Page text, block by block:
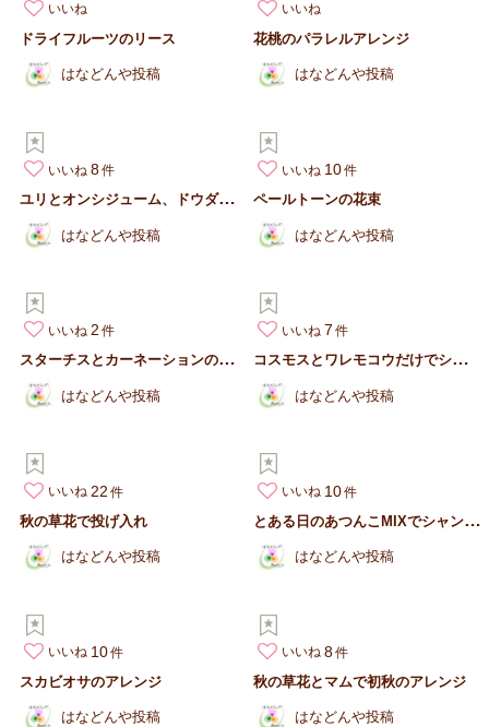
いいね
ドライフルーツのリース
はなどんや投稿
いいね
花桃のパラレルアレンジ
はなどんや投稿
いいね 8
ユ
リとオンシジューム、ドウダンツツジの花束（お供えにも）
はなどんや投稿
いいね 10
ペールトーンの花束
はなどんや投稿
いいね 2
ス
ターチスとカーネーションのアンティークブーケ
はなどんや投稿
いいね 7
コ
スモスとワレモコウだけでシンプル花束
はなどんや投稿
いいね 22
秋の草花で投げ入れ
はなどんや投稿
いいね 10
と
ある日のあつんこMIXでシャンペトルブーケ
はなどんや投稿
いいね 10
スカビオサのアレンジ
はなどんや投稿
いいね 8
秋の草花とマムで初秋のアレンジ
はなどんや投稿